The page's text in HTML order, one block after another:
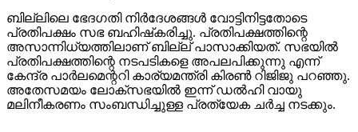
ബില്ലിലെ ഭേദഗതി നിര്‍ദേശങ്ങള്‍ വോട്ടിനിട്ടതോടെ
പ്രതിപക്ഷം സഭ ബഹിഷ്‌കരിച്ചു. പ്രതിപക്ഷത്തിന്റെ
അസാന്നിധ്യത്തിലാണ് ബില്ല് പാസാക്കിയത്. സഭയില്‍
പ്രതിപക്ഷത്തിന്റെ നടപടികളെ അപലപിക്കുന്നു എന്ന്
കേന്ദ്ര പാര്‍ലമെന്ററി കാര്യമന്ത്രി കിരണ്‍ റിജിജു പറഞ്ഞു.
അതേസമയം ലോക്‌സഭയില്‍ ഇന്ന് ഡല്‍ഹി വായു
മലിനീകരണം സംബന്ധിച്ചുള്ള പ്രത്യേക ചര്‍ച്ച നടക്കും.